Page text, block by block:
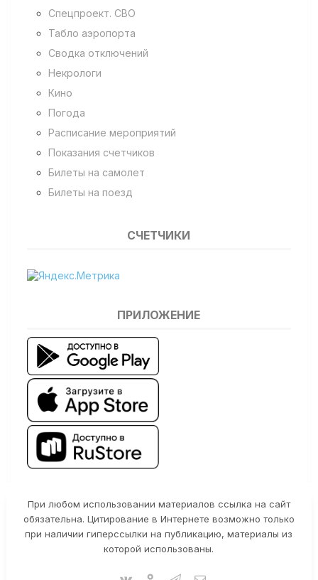
Спецпроект. СВО
Табло аэропорта
Сводка отключений
Некрологи
Кино
Погода
Расписание мероприятий
Показания счетчиков
Билеты на самолет
Билеты на поезд
СЧЕТЧИКИ
ПРИЛОЖЕНИЕ
При любом использовании материалов ссылка на сайт
обязательна. Цитирование в Интернете возможно только
при наличии гиперссылки на публикацию, материалы из
которой использованы.